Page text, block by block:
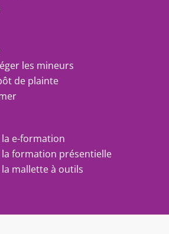
les mineurs
de plainte
la e-formation
la formation présentielle
la mallette à outils